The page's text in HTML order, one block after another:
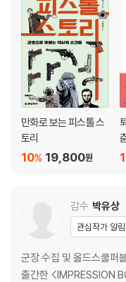
만화로 보는 피스톨 스
토리
19,800원
10%
감수 박유상
관심작가 알
군장 수집 및 올드스쿨퍼
출간한 <IMPRESSION